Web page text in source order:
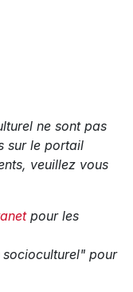
ne sont pas
sur le portail
veuillez vous
pour les
pour